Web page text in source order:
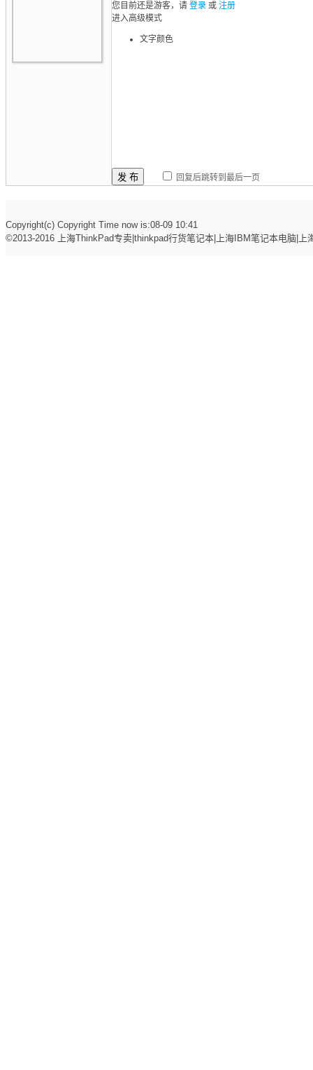
您目前还是游客，请 登录 或 注册
进入高级模式
文字颜色
发 布 回复后跳转到最后一页
Copyright(c) Copyright Time now is:08-09 10:41
©2013-2016
上海ThinkPad专卖|thinkpad行货笔记本|上海IBM笔记本电脑|上